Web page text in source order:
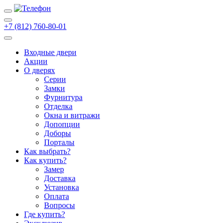
+7 (812) 760-80-01
Входные двери
Акции
О дверях
Cерии
Замки
Фурнитура
Отделка
Окна и витражи
Допопции
Доборы
Порталы
Как выбрать?
Как купить?
Замер
Доставка
Установка
Оплата
Вопросы
Где купить?